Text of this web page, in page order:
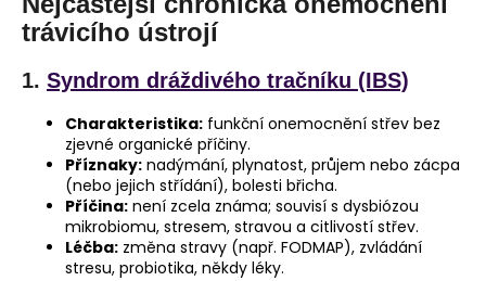
trávicího ústrojí
1. Syndrom dráždivého tračníku (IBS)
Charakteristika: funkční onemocnění střev bez
zjevné organické příčiny.
Příznaky: nadýmání, plynatost, průjem nebo zácpa
(nebo jejich střídání), bolesti břicha.
Příčina: není zcela známa; souvisí s dysbiózou
mikrobiomu, stresem, stravou a citlivostí střev.
Léčba: změna stravy (např. FODMAP), zvládání
stresu, probiotika, někdy léky.